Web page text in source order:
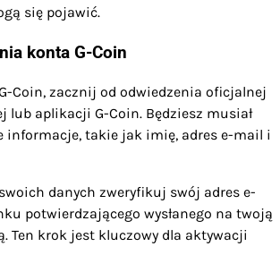
się pojawić.
konta G-Coin
Coin, zacznij od odwiedzenia oficjalnej
lub aplikacji G-Coin. Będziesz musiał
informacje, takie jak imię, adres e-mail i
danych zweryfikuj swój adres e-
potwierdzającego wysłanego na twoją
Ten krok jest kluczowy dla aktywacji